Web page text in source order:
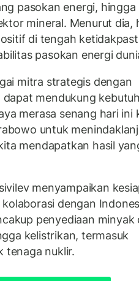
pasokan energi, hingga
mineral. Menurut dia,
di tengah
pasokan energi
mitra strategis dengan
mendukung
merasa senang hari ini
untuk
mendapatkan hasil
menyampaikan
dengan
penyediaan minyak
kelistrikan, termasuk
tenaga nuklir.